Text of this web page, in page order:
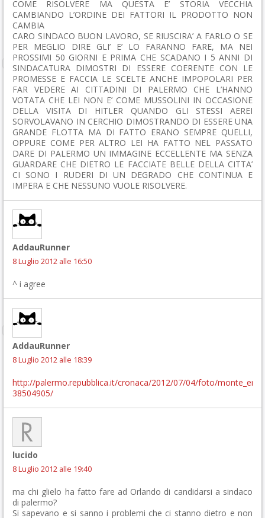
COME RISOLVERE MA QUESTA E’ STORIA VECCHIA
CAMBIANDO L’ORDINE DEI FATTORI IL PRODOTTO NON
CAMBIA
CARO SINDACO BUON LAVORO, SE RIUSCIRA’ A FARLO O SE
PER MEGLIO DIRE GLI’ E’ LO FARANNO FARE, MA NEI
PROSSIMI 50 GIORNI E PRIMA CHE SCADANO I 5 ANNI DI
SINDACATURA DIMOSTRI DI ESSERE COERENTE CON LE
PROMESSE E FACCIA LE SCELTE ANCHE IMPOPOLARI PER
FAR VEDERE AI CITTADINI DI PALERMO CHE L’HANNO
VOTATA CHE LEI NON E’ COME MUSSOLINI IN OCCASIONE
DELLA VISITA DI HITLER QUANDO GLI STESSI AEREI
SORVOLAVANO IN CERCHIO DIMOSTRANDO DI ESSERE UNA
GRANDE FLOTTA MA DI FATTO ERANO SEMPRE QUELLI,
OPPURE COME PER ALTRO LEI HA FATTO NEL PASSATO
DARE DI PALERMO UN IMMAGINE ECCELLENTE MA SENZA
GUARDARE CHE DIETRO LE FACCIATE BELLE DELLA CITTA’
CI SONO I RUDERI DI UN DEGRADO CHE CONTINUA E
IMPERA E CHE NESSUNO VUOLE RISOLVERE.
AddauRunner
8 Luglio 2012 alle 16:50
^ i agree
AddauRunner
8 Luglio 2012 alle 18:39
http://palermo.repubblica.it/cronaca/2012/07/04/foto/
38504905/
lucido
8 Luglio 2012 alle 19:40
ma chi glielo ha fatto fare ad Orlando di candidarsi a sindaco
di palermo?
Si sapevano e si sanno i problemi che ci stanno dietro e non